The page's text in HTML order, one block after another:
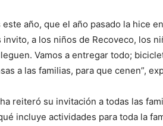
este año, que el año pasado la hice
a los niños de Recoveco, los
Vamos a entregar todo;
a las familias, para que cenen”,
reiteró su invitación a todas las
incluye actividades para toda la